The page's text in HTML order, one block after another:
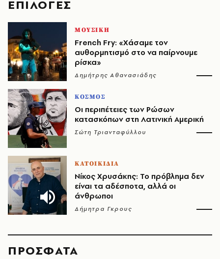
EΠΙΛΟΓΈΣ
ΜΟΥΣΙΚΗ
French Fry: «Χάσαμε τον
αυθορμητισμό στο να παίρνουμε
ρίσκα»
Δημήτρης Αθανασιάδης
ΚΟΣΜΟΣ
Οι περιπέτειες των Ρώσων
κατασκόπων στη Λατινική Αμερική
Σώτη Τριανταφύλλου
ΚΑΤΟΙΚΙΔΙΑ
Νίκος Χρυσάκης: Το πρόβλημα δεν
είναι τα αδέσποτα, αλλά οι
άνθρωποι
Δήμητρα Γκρους
ΠΡΟΣΦΑΤΑ